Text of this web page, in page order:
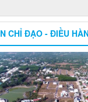
CHỈ ĐẠO - ĐIỀU